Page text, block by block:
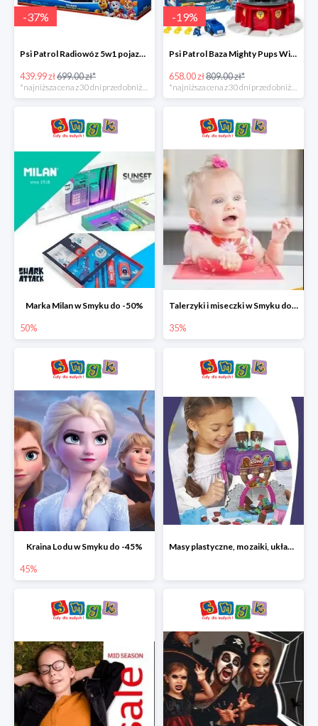
-37%
Psi Patrol Radiowóz 5w1 pojazd ratunkowy z figurką Chase'a -37%
439.99 zł699.00 zł*
-19%
Psi Patrol Baza Mighty Pups Wieża obserwacyjna+pojazd z figurką -19%
658.00 zł809.00 zł*
Marka Milan w Smyku do -50%
50%
Talerzyki i miseczki w Smyku do -35%
35%
Kraina Lodu w Smyku do -45%
45%
Masy plastyczne, mozaiki, układanki do -45%